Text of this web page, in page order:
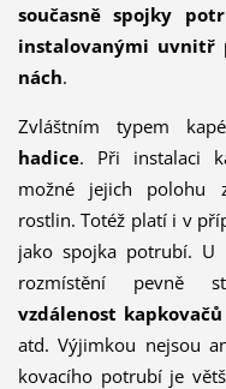
současně spojky
instalovanými
nách.
Zvláštním typem
hadice. Při instalaci
možné jejich polohu
rostlin. Totéž platí i v
jako spojka potrubí. U
rozmístění pevně
vzdálenost kapkovačů
atd. Výjimkou nejsou
kovacího potrubí je